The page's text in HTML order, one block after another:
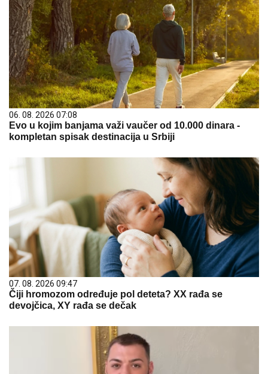
06. 08. 2026 07:08
Evo u kojim banjama važi vaučer od 10.000 dinara -
kompletan spisak destinacija u Srbiji
07. 08. 2026 09:47
Čiji hromozom određuje pol deteta? XX rađa se
devojčica, XY rađa se dečak